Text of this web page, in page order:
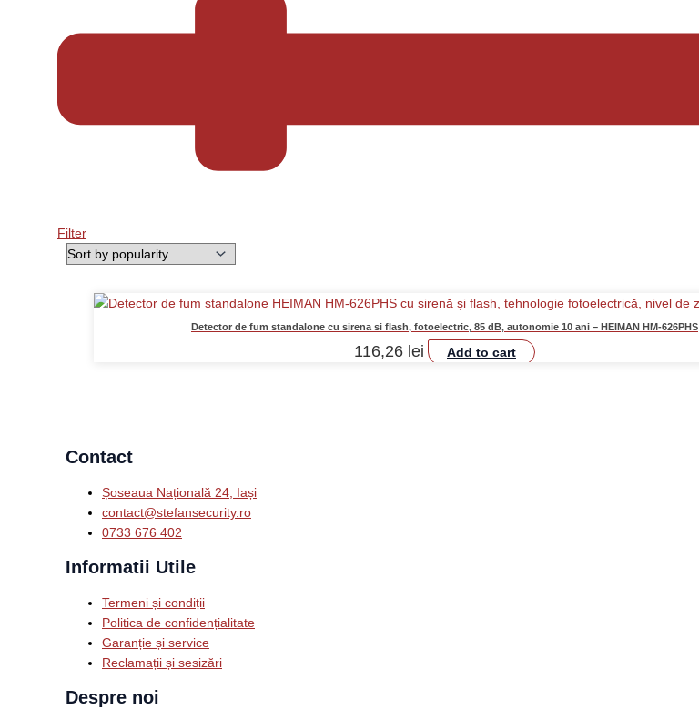
Filter
Detector de fum standalone cu sirena si flash, fotoelectric, 85 dB, autonomie 10 ani – HEIMAN HM-626PHS
116,26 lei Add to cart
Contact
Șoseaua Națională 24, Iași
contact@stefansecurity.ro
0733 676 402
Informatii Utile
Termeni și condiții
Politica de confidențialitate
Garanție și service
Reclamații și sesizări
Despre noi